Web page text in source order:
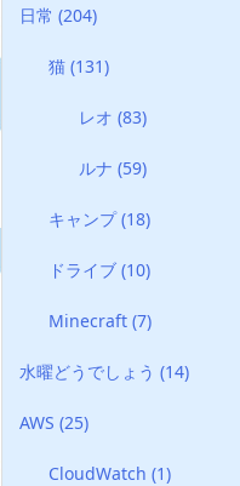
日常 (204)
猫(131)
レオ (83)
ルナ (59)
キャンプ(18)
ドライブ(10)
Minecraft(7)
水曜どうでしょう (14)
AWS (25)
CloudWatch(1)